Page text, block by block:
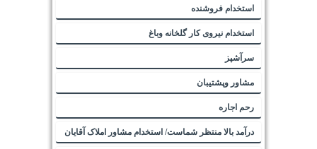
استخدام فروشنده
استخدام نیروی کار گلخانه وباغ
سرآشپز
مشاور وپشتیبان
رحم اجاره
درآمد بالا منتظر شماست/ استخدام مشاور املاک آقایان